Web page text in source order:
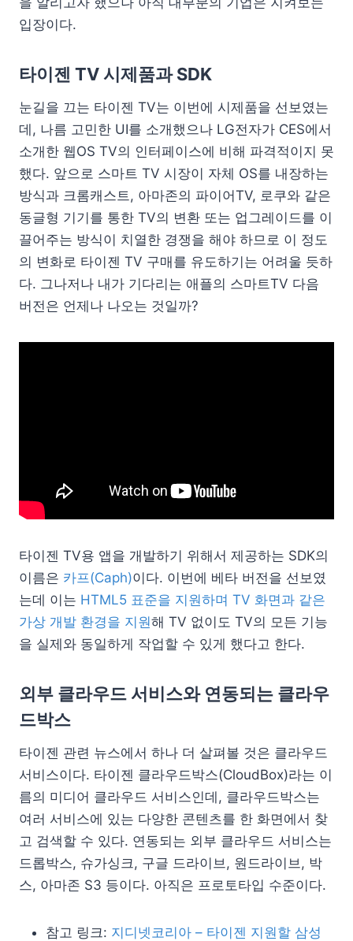
입장이다.
타이젠 TV 시제품과 SDK
눈길을 끄는 타이젠 TV는 이번에 시제품을 선보였는
데, 나름 고민한 UI를 소개했으나 LG전자가 CES에서
소개한 웹OS TV의 인터페이스에 비해 파격적이지 못
했다. 앞으로 스마트 TV 시장이 자체 OS를 내장하는
방식과 크롬캐스트, 아마존의 파이어TV, 로쿠와 같은
동글형 기기를 통한 TV의 변환 또는 업그레이드를 이
끌어주는 방식이 치열한 경쟁을 해야 하므로 이 정도
의 변화로 타이젠 TV 구매를 유도하기는 어려울 듯하
다. 그나저나 내가 기다리는 애플의 스마트TV 다음
버전은 언제나 나오는 것일까?
타이젠 TV용 앱을 개발하기 위해서 제공하는 SDK의
이름은 카프(Caph)이다. 이번에 베타 버전을 선보였
는데 이는 HTML5 표준을 지원하며 TV 화면과 같은
가상 개발 환경을 지원해 TV 없이도 TV의 모든 기능
을 실제와 동일하게 작업할 수 있게 했다고 한다.
외부 클라우드 서비스와 연동되는 클라우
드박스
타이젠 관련 뉴스에서 하나 더 살펴볼 것은 클라우드
서비스이다. 타이젠 클라우드박스(CloudBox)라는 이
름의 미디어 클라우드 서비스인데, 클라우드박스는
여러 서비스에 있는 다양한 콘텐츠를 한 화면에서 찾
고 검색할 수 있다. 연동되는 외부 클라우드 서비스는
드롭박스, 슈가싱크, 구글 드라이브, 원드라이브, 박
스, 아마존 S3 등이다. 아직은 프로토타입 수준이다.
참고 링크: 지디넷코리아 – 타이젠 지원할 삼성